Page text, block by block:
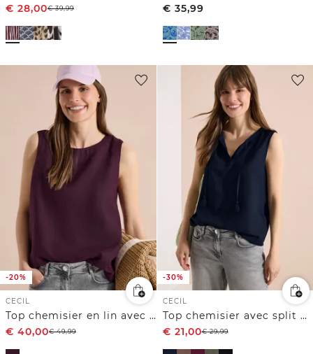
€ 28,00€39,99
€ 35,99
-20%
CECIL
Top chemisier en lin avec détails de boutons
€ 40,00€49,99
-30%
CECIL
Top chemisier avec split neck et rubans
€ 21,00€29,99